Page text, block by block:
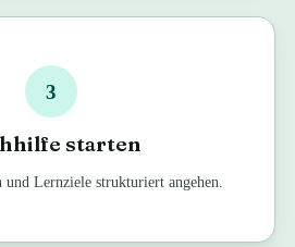
3
starten
und Lernziele strukturiert angehen.